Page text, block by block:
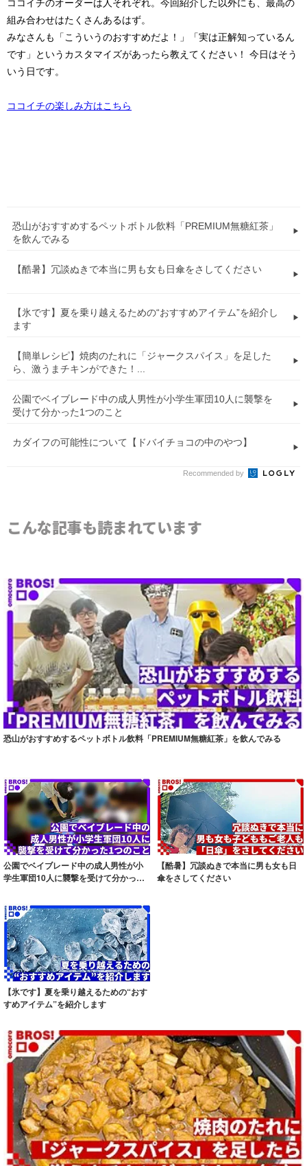
組み合わせはたくさんあるはず。
みなさんも「こういうのおすすめだよ！」「実は正解知っているん
です」というカスタマイズがあったら教えてください！ 今日はそう
いう日です。
ココイチの楽しみ方はこちら
恐山がおすすめするペットボトル飲料「PREMIUM無糖紅茶」
を飲んでみる
【酷暑】冗談ぬきで本当に男も女も日傘をさしてください
【氷です】夏を乗り越えるための“おすすめアイテム”を紹介し
ます
【簡単レシピ】焼肉のたれに「ジャークスパイス」を足した
ら、激うまチキンができた！...
公園でベイブレード中の成人男性が小学生軍団10人に襲撃を
受けて分かった1つのこと
カダイフの可能性について【ドバイチョコの中のやつ】
Recommended by
こんな記事も読まれています
恐山がおすすめするペットボトル飲料「PREMIUM無糖紅茶」を飲んでみる
公園でベイブレード中の成人男性が小
学生軍団10人に襲撃を受けて分かった1
【酷暑】冗談ぬきで本当に男も女も日
傘をさしてください
【氷です】夏を乗り越えるための“おす
すめアイテム”を紹介します